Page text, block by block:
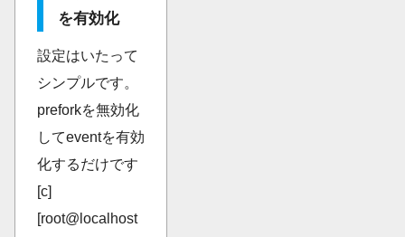
を有効化
設定はいたって
シンプルです。
preforkを無効化
してeventを有効
化するだけです
[c]
[root@localhost